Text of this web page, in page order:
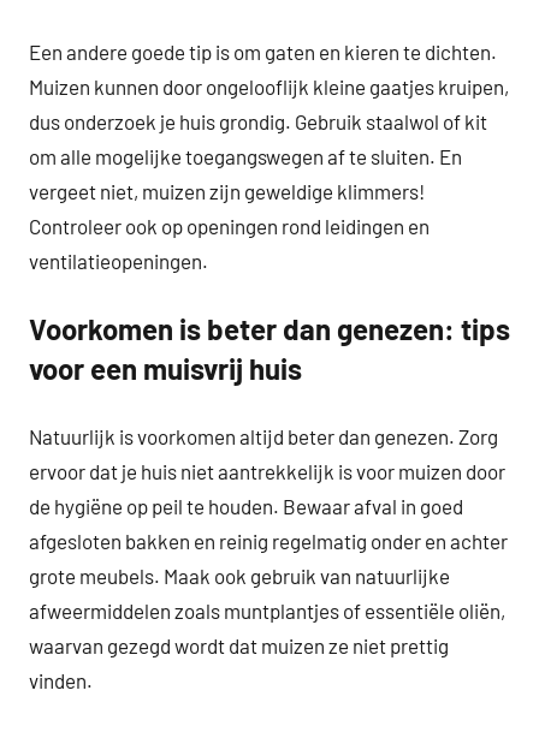
Een andere goede tip is om gaten en kieren te dichten.
Muizen kunnen door ongelooflijk kleine gaatjes kruipen,
dus onderzoek je huis grondig. Gebruik staalwol of kit
om alle mogelijke toegangswegen af te sluiten. En
vergeet niet, muizen zijn geweldige klimmers!
Controleer ook op openingen rond leidingen en
ventilatieopeningen.
Voorkomen is beter dan genezen: tips
voor een muisvrij huis
Natuurlijk is voorkomen altijd beter dan genezen. Zorg
ervoor dat je huis niet aantrekkelijk is voor muizen door
de hygiëne op peil te houden. Bewaar afval in goed
afgesloten bakken en reinig regelmatig onder en achter
grote meubels. Maak ook gebruik van natuurlijke
afweermiddelen zoals muntplantjes of essentiële oliën,
waarvan gezegd wordt dat muizen ze niet prettig
vinden.